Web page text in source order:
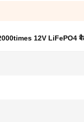
12V LiFePO4